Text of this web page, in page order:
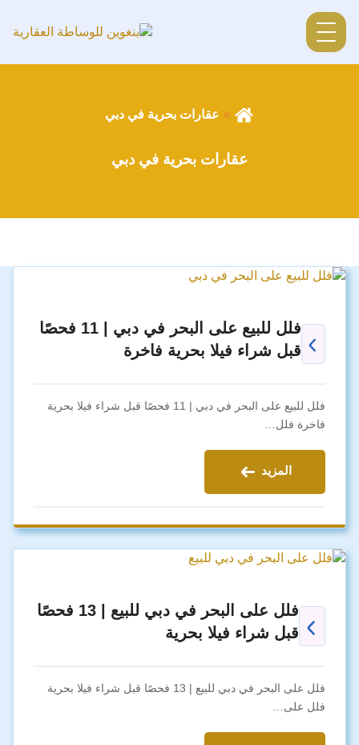
عقارات بحرية في دبي
عقارات بحرية في دبي
فلل للبيع على البحر في دبي | 11 فحصًا
قبل شراء فيلا بحرية فاخرة
فلل للبيع على البحر في دبي | 11 فحصًا قبل شراء فيلا بحرية
فاخرة فلل…
المزيد
فلل على البحر في دبي للبيع | 13 فحصًا
قبل شراء فيلا بحرية
فلل على البحر في دبي للبيع | 13 فحصًا قبل شراء فيلا بحرية
فلل على…